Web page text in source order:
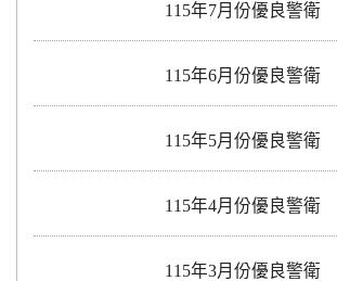
115年7月份優良警衛
115年6月份優良警衛
115年5月份優良警衛
115年4月份優良警衛
115年3月份優良警衛